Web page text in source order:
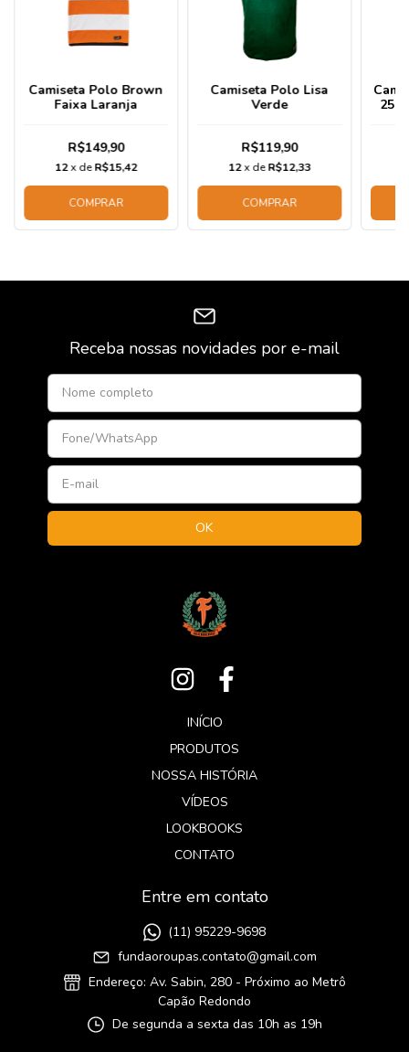
Camiseta Polo Brown
Faixa Laranja
R$149,90
12x deR$15,42
COMPRAR
Camiseta Polo Lisa
Verde
R$119,90
12x deR$12,33
COMPRAR
25
Receba nossas novidades por e-mail
INÍCIO
PRODUTOS
NOSSA HISTÓRIA
VÍDEOS
LOOKBOOKS
CONTATO
Entre em contato
(11) 95229-9698
fundaoroupas.contato@gmail.com
Endereço: Av. Sabin, 280 - Próximo ao Metrô
Capão Redondo
De segunda a sexta das 10h as 19h